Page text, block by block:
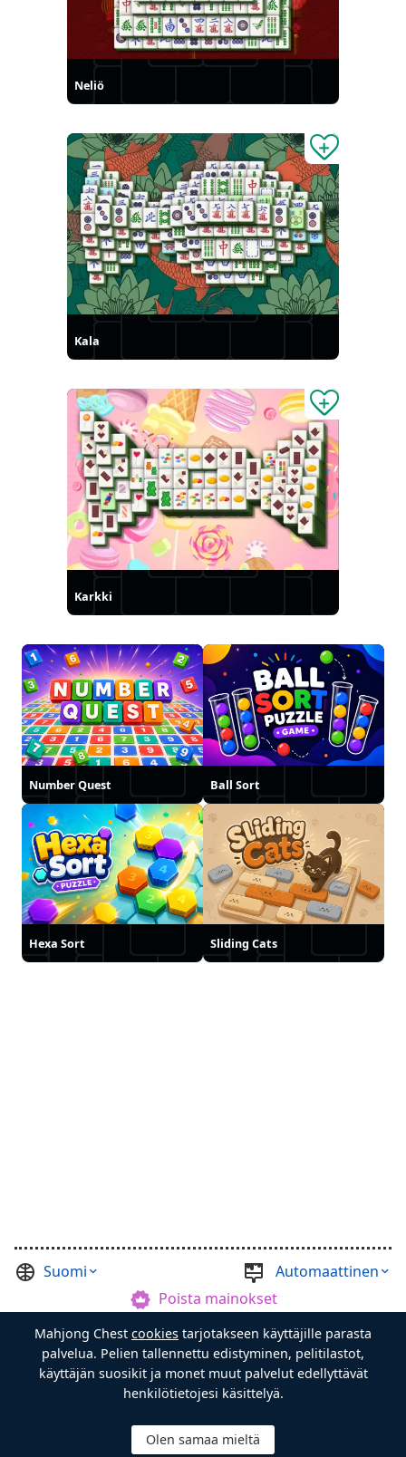
Neliö
Kala
Karkki
Number Quest Ball Sort
Hexa Sort Sliding Cats
Suomi
Automaattinen
Poista mainokset
©Casual Games Collection, 2021-2026. Designed by
FINAL LEVEL. Käyttöehdot Tietosuoja Arkun Mestari
Mahjong Chest cookies tarjotakseen käyttäjille parasta
palvelua. Pelien tallennettu edistyminen, pelitilastot,
käyttäjän suosikit ja monet muut palvelut edellyttävät
henkilötietojesi käsittelyä.